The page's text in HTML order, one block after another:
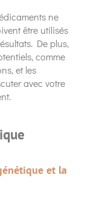
ne
être utilisés
De plus,
comme
et les
avec votre
et la